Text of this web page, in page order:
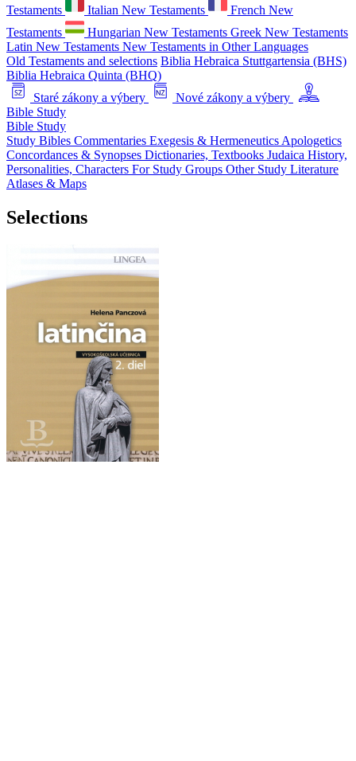
Testaments
Italian New Testaments
French New
Testaments
Hungarian New Testaments Greek New Testaments
Latin New Testaments New Testaments in Other Languages
Old Testaments and selections Biblia Hebraica Stuttgartensia (BHS)
Biblia Hebraica Quinta (BHQ)
Staré zákony a výbery
Nové zákony a výbery
Bible Study
Bible Study
Study Bibles Commentaries Exegesis & Hermeneutics Apologetics
Concordances & Synopses Dictionaries, Textbooks Judaica History,
Personalities, Characters For Study Groups Other Study Literature
Atlases & Maps
Selections